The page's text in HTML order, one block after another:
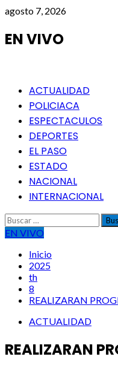
Saltar
contenido
agosto 7, 2026
EN VIVO
Menú
principal
ACTUALIDAD
POLICIACA
ESPECTACULOS
DEPORTES
EL PASO
ESTADO
NACIONAL
INTERNACIONAL
Buscar:
EN VIVO
Inicio
2025
th
8
REALIZARAN
ACTUALIDAD
REALIZARAN